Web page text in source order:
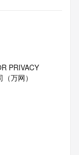
PRIVACY
万网）